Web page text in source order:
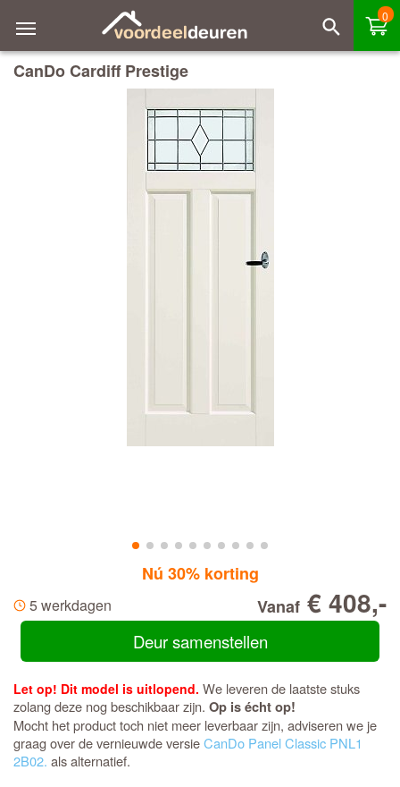
0
CanDo Cardiff Prestige
Nú 30% korting
5 werkdagen Vanaf € 408,-
Deur samenstellen
Let op! Dit model is uitlopend. We leveren de laatste stuks
zolang deze nog beschikbaar zijn. Op is écht op!
Mocht het product toch niet meer leverbaar zijn, adviseren we je
graag over de vernieuwde versieCanDo Panel Classic PNL1
2B02. als alternatief.